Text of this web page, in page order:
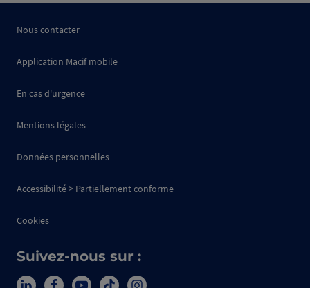
Nous contacter
Application Macif mobile
En cas d'urgence
Mentions légales
Données personnelles
Accessibilité > Partiellement conforme
Cookies
Suivez-nous sur :